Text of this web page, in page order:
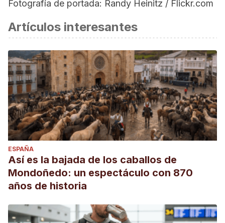
Fotografía de portada: Randy Heinitz / Flickr.com
Artículos interesantes
ESPAÑA
Así es la bajada de los caballos de
Mondoñedo: un espectáculo con 870
años de historia